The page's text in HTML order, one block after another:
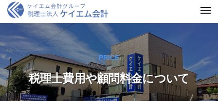
PRICE
税理士費用や顧問料金について